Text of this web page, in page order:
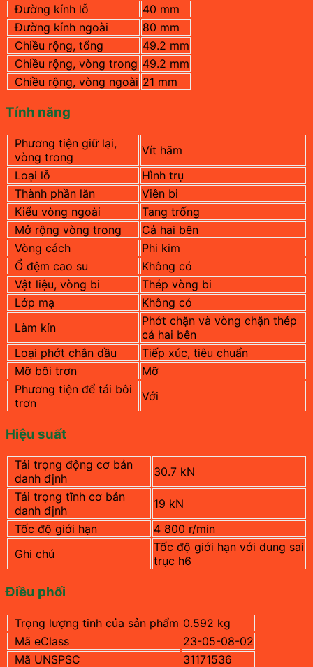
Đường kính lỗ
40 mm
Đường kính ngoài
80 mm
Chiều rộng, tổng
49.2 mm
Chiều rộng, vòng trong 49.2 mm
Chiều rộng, vòng ngoài 21 mm
Tính năng
Phương tiện giữ lại,
vòng trong
Vít hãm
Loại lỗ
Hình trụ
Thành phần lăn
Viên bi
Kiểu vòng ngoài
Tang trống
Mở rộng vòng trong
Cả hai bên
Vòng cách
Phi kim
Ổ đệm cao su
Không có
Vật liệu, vòng bi
Thép vòng bi
Lớp mạ
Không có
Làm kín
Phớt chặn và vòng chặn thép
cả hai bên
Loại phớt chắn dầu
Tiếp xúc, tiêu chuẩn
Mỡ bôi trơn
Mỡ
Phương tiện để tái bôi
trơn
Với
Hiệu suất
Tải trọng động cơ bản
danh định
30.7 kN
Tải trọng tĩnh cơ bản
danh định
19 kN
Tốc độ giới hạn
4 800 r/min
Ghi chú
Tốc độ giới hạn với dung sai
trục h6
Điều phối
Trọng lượng tinh của sản phẩm 0.592 kg
Mã eClass
23-05-08-02
Mã UNSPSC
31171536